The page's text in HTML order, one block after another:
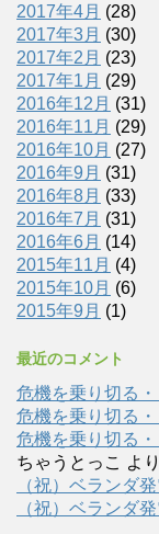
2017年4月 (28)
2017年3月 (30)
2017年2月 (23)
2017年1月 (29)
2016年12月 (31)
2016年11月 (29)
2016年10月 (27)
2016年9月 (31)
2016年8月 (33)
2016年7月 (31)
2016年6月 (14)
2015年11月 (4)
2015年10月 (6)
2015年9月 (1)
最近のコメント
危機を乗り切る
危機を乗り切る
危機を乗り切る
ちゃうとっこ より
（祝）ベランダ
（祝）ベランダ